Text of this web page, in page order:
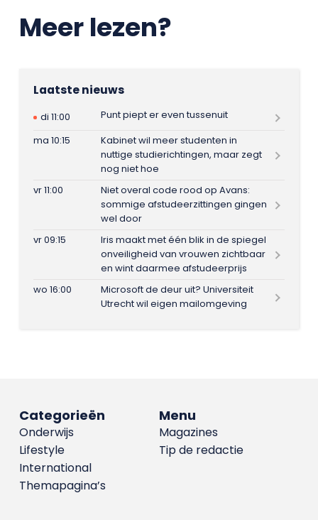
Meer lezen?
Laatste nieuws
di 11:00
Punt piept er even tussenuit
ma 10:15
Kabinet wil meer studenten in
nuttige studierichtingen, maar zegt
nog niet hoe
vr 11:00
Niet overal code rood op Avans:
sommige afstudeerzittingen gingen
wel door
vr 09:15
Iris maakt met één blik in de spiegel
onveiligheid van vrouwen zichtbaar
en wint daarmee afstudeerprijs
wo 16:00
Microsoft de deur uit? Universiteit
Utrecht wil eigen mailomgeving
Menu
Magazines
Tip de redactie
Categorieën
Onderwijs
Lifestyle
International
Themapagina’s